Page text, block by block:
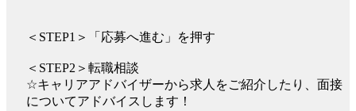
＜STEP1＞「応募へ進む」を押す
＜STEP2＞転職相談
☆キャリアアドバイザーから求人をご紹介したり、面接
についてアドバイスします！